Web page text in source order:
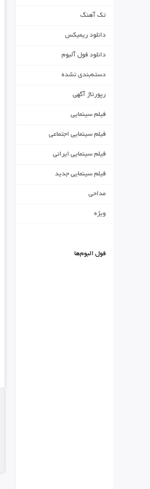
تک آهنگ
دانلود ریمیکس
دانلود فول آلبوم
دسته‌بندی نشده
رپورتاژ آگهی
فیلم سینمایی
فیلم سینمایی اجتماعی
فیلم سینمایی ایرانی
فیلم سینمایی جدید
مداحی
ویژه
فول البوم‌ها